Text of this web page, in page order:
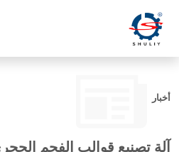
أخبار
آلة تصنيع قوالب الفحم